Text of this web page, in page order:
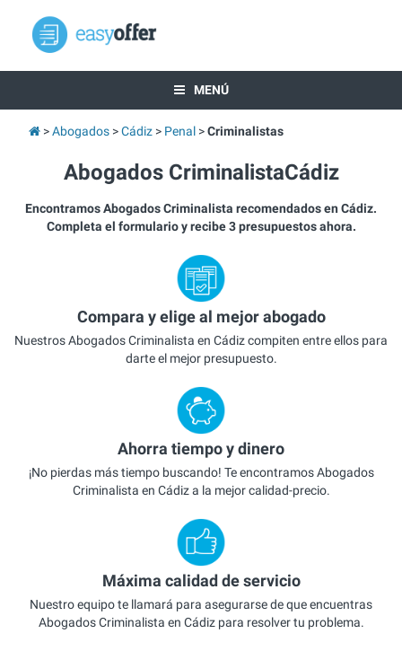
MENÚ
Abogados Cádiz Penal Criminalistas
Abogados CriminalistaCádiz
Encontramos Abogados Criminalista recomendados en Cádiz.
Completa el formulario y recibe 3 presupuestos ahora.
Compara y elige al mejor abogado
Nuestros Abogados Criminalista en Cádiz compiten entre ellos para
darte el mejor presupuesto.
Ahorra tiempo y dinero
¡No pierdas más tiempo buscando! Te encontramos Abogados
Criminalista en Cádiz a la mejor calidad-precio.
Máxima calidad de servicio
Nuestro equipo te llamará para asegurarse de que encuentras
Abogados Criminalista en Cádiz para resolver tu problema.